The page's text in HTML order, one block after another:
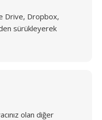
Drive, Dropbox,
sürükleyerek
olan diğer